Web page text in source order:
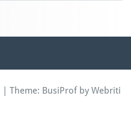
| Theme: BusiProfby Webriti